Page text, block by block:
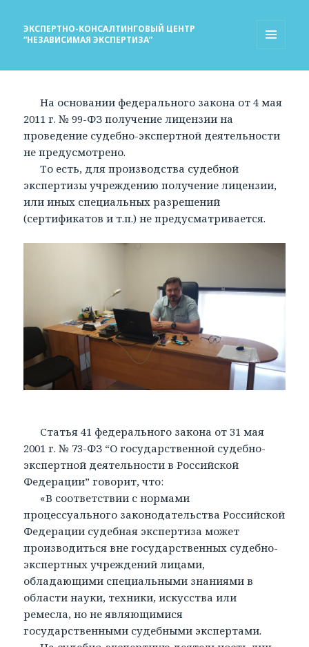
ЭКСПЕРТНО-КОНСАЛТИНГОВЫЙ ЦЕНТР
“НЕЗАВИСИМАЯ ЭКСПЕРТИЗА”
На основании федерального закона от 4 мая
2011 г. № 99-ФЗ получение лицензии на
проведение судебно-экспертной деятельности
не предусмотрено.
То есть, для производства судебной
экспертизы учреждению получение лицензии,
или иных специальных разрешений
(сертификатов и т.п.) не предусматривается.
Статья 41 федерального закона от 31 мая
2001 г. № 73-ФЗ “О государственной судебно-
экспертной деятельности в Российской
Федерации” говорит, что:
«В соответствии с нормами
процессуального законодательства Российской
Федерации судебная экспертиза может
производиться вне государственных судебно-
экспертных учреждений лицами,
обладающими специальными знаниями в
области науки, техники, искусства или
ремесла, но не являющимися
государственными судебными экспертами.